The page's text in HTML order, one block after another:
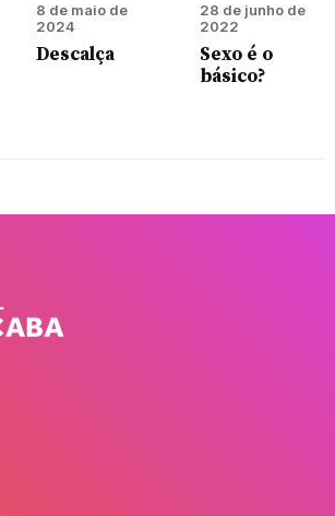
8 de maio de
2024
Descalça
28 de junho de
2022
Sexo é o
básico?